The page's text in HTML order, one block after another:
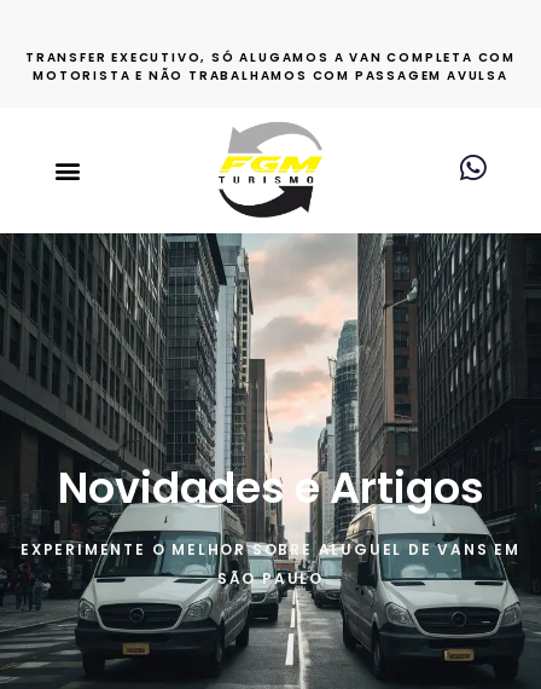
TRANSFER EXECUTIVO, SÓ ALUGAMOS A VAN COMPLETA COM
MOTORISTA E NÃO TRABALHAMOS COM PASSAGEM AVULSA
Novidades e Artigos​
EXPERIMENTE O MELHOR SOBRE ALUGUEL DE VANS EM
SÃO PAULO